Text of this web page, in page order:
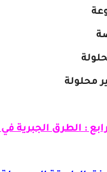
محلولة
: الطرق الجبرية